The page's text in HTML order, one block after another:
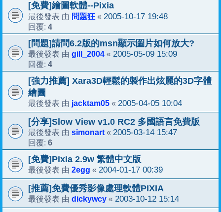
[免費]繪圖軟體--Pixia
最後發表 由 問題狂 « 2005-10-17 19:48
回覆: 4
[問題]請問6.2版的msn顯示圗片如何放大?
最後發表 由 gill_2004 « 2005-05-09 15:09
回覆: 4
[強力推薦] Xara3D輕鬆的製作出炫麗的3D字體
繪圖
最後發表 由 jacktam05 « 2005-04-05 10:04
[分享]Slow View v1.0 RC2 多國語言免費版
最後發表 由 simonart « 2005-03-14 15:47
回覆: 6
[免費]Pixia 2.9w 繁體中文版
最後發表 由 2egg « 2004-01-17 00:39
[推薦]免費優秀影像處理軟體PIXIA
最後發表 由 dickywcy « 2003-10-12 15:14